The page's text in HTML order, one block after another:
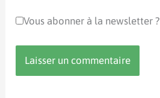
Vous abonner à la newsletter ?